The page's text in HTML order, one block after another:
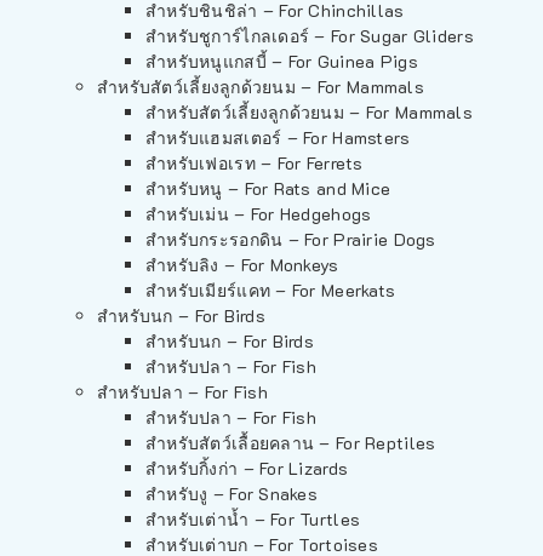
สำหรับชินชิล่า – For Chinchillas
สำหรับชูการ์ไกลเดอร์ – For Sugar Gliders
สำหรับหนูแกสบี้ – For Guinea Pigs
สำหรับสัตว์เลี้ยงลูกด้วยนม – For Mammals
สำหรับสัตว์เลี้ยงลูกด้วยนม – For Mammals
สำหรับแฮมสเตอร์ – For Hamsters
สำหรับเฟอเรท – For Ferrets
สำหรับหนู – For Rats and Mice
สำหรับเม่น – For Hedgehogs
สำหรับกระรอกดิน – For Prairie Dogs
สำหรับลิง – For Monkeys
สำหรับเมียร์แคท – For Meerkats
สำหรับนก – For Birds
สำหรับนก – For Birds
สำหรับปลา – For Fish
สำหรับปลา – For Fish
สำหรับปลา – For Fish
สำหรับสัตว์เลื้อยคลาน – For Reptiles
สำหรับกิ้งก่า – For Lizards
สำหรับงู – For Snakes
สำหรับเต่าน้ำ – For Turtles
สำหรับเต่าบก – For Tortoises